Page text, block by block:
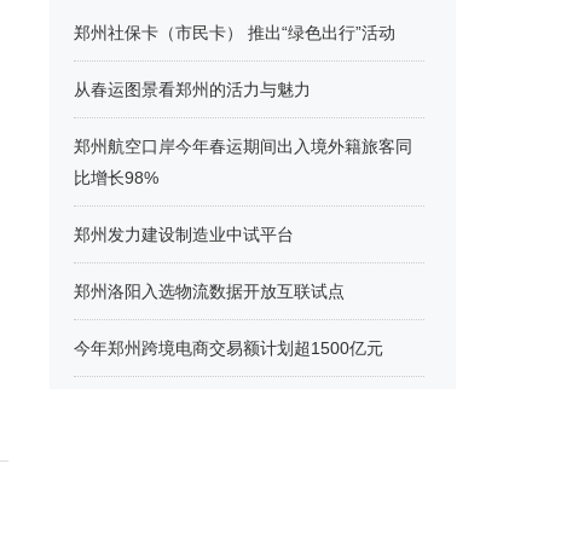
郑州社保卡（市民卡） 推出“绿色出行”活动
从春运图景看郑州的活力与魅力
郑州航空口岸今年春运期间出入境外籍旅客同
比增长98%
郑州发力建设制造业中试平台
郑州洛阳入选物流数据开放互联试点
今年郑州跨境电商交易额计划超1500亿元